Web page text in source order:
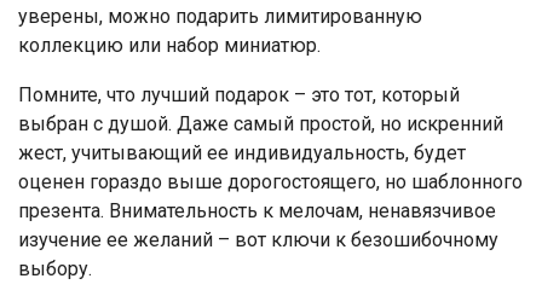
уверены, можно подарить лимитированную
коллекцию или набор миниатюр.
Помните, что лучший подарок – это тот, который
выбран с душой. Даже самый простой, но искренний
жест, учитывающий ее индивидуальность, будет
оценен гораздо выше дорогостоящего, но шаблонного
презента. Внимательность к мелочам, ненавязчивое
изучение ее желаний – вот ключи к безошибочному
выбору.